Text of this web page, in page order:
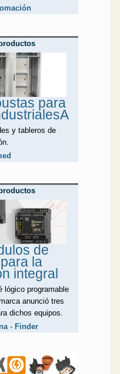
para
y tableros de
de
la
integral
lógico programable
anunció tres
dichos equipos.
- Finder